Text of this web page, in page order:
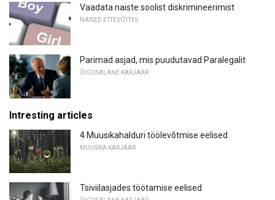
Vaadata naiste soolist diskrimineerimist
NAISED ETTEVÕTTES
Parimad asjad, mis puudutavad Paralegalit
ÕIGUSALANE KARJÄÄR
Intresting articles
4 Muusikahalduri töölevõtmise eelised
MUUSIKA KARJÄÄR
Tsiviilasjades töötamise eelised